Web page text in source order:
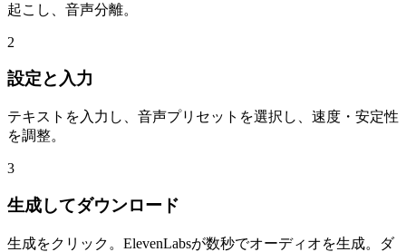
起こし、音声分離。
2
設定と入力
テキストを入力し、音声プリセットを選択し、速度・安定性
を調整。
3
生成してダウンロード
生成をクリック。ElevenLabsが数秒でオーディオを生成。ダ